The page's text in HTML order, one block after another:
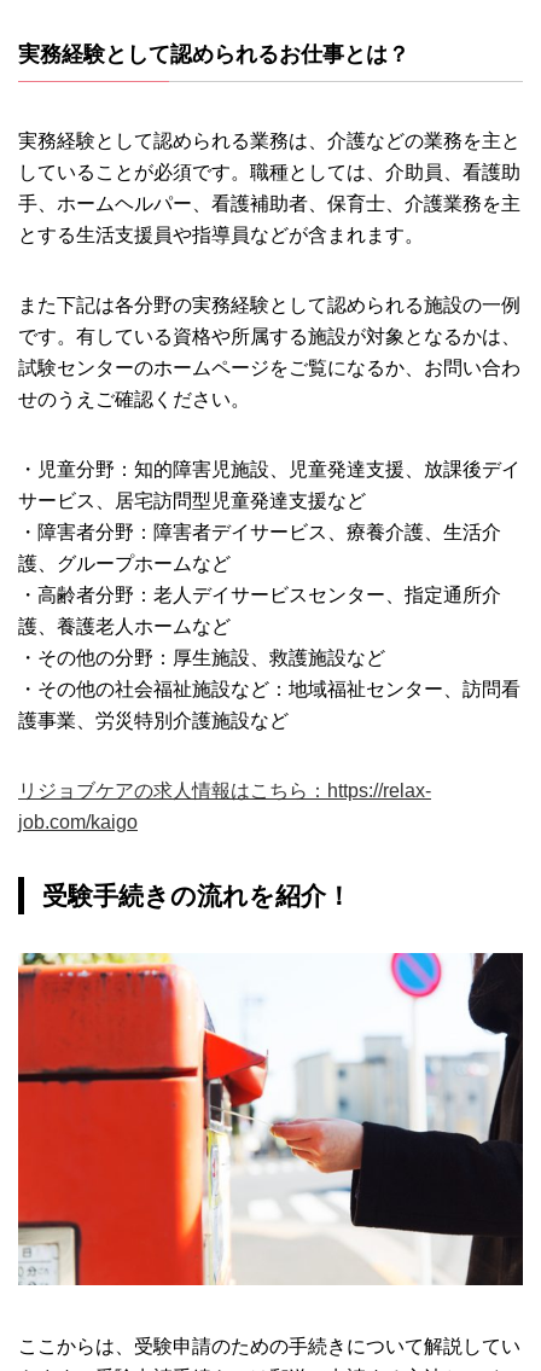
実務経験として認められるお仕事とは？
実務経験として認められる業務は、介護などの業務を主と
していることが必須です。職種としては、介助員、看護助
手、ホームヘルパー、看護補助者、保育士、介護業務を主
とする生活支援員や指導員などが含まれます。
また下記は各分野の実務経験として認められる施設の一例
です。有している資格や所属する施設が対象となるかは、
試験センターのホームページをご覧になるか、お問い合わ
せのうえご確認ください。
・児童分野：知的障害児施設、児童発達支援、放課後デイ
サービス、居宅訪問型児童発達支援など
・障害者分野：障害者デイサービス、療養介護、生活介
護、グループホームなど
・高齢者分野：老人デイサービスセンター、指定通所介
護、養護老人ホームなど
・その他の分野：厚生施設、救護施設など
・その他の社会福祉施設など：地域福祉センター、訪問看
護事業、労災特別介護施設など
リジョブケアの求人情報はこちら：https://relax-
job.com/kaigo
受験手続きの流れを紹介！
ここからは、受験申請のための手続きについて解説してい